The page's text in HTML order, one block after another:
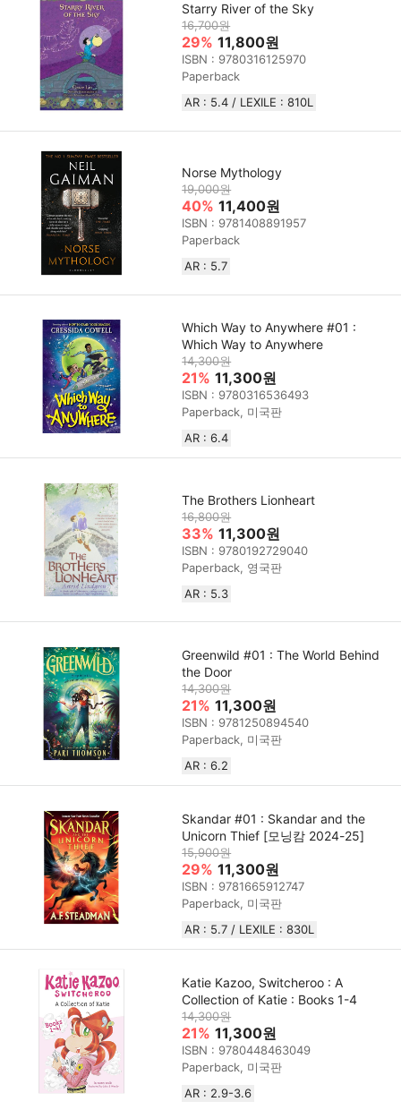
Starry River of the Sky
16,700원
29% 11,800원
ISBN : 9780316125970
Paperback
AR : 5.4 / LEXILE : 810L
Norse Mythology
19,000원
40% 11,400원
ISBN : 9781408891957
Paperback
AR : 5.7
Which Way to Anywhere #01 :
Which Way to Anywhere
14,300원
21% 11,300원
ISBN : 9780316536493
Paperback, 미국판
AR : 6.4
The Brothers Lionheart
16,800원
33% 11,300원
ISBN : 9780192729040
Paperback, 영국판
AR : 5.3
Greenwild #01 : The World Behind
the Door
14,300원
21% 11,300원
ISBN : 9781250894540
Paperback, 미국판
AR : 6.2
Skandar #01 : Skandar and the
Unicorn Thief [모닝캄 2024-25]
15,900원
29% 11,300원
ISBN : 9781665912747
Paperback, 미국판
AR : 5.7 / LEXILE : 830L
Katie Kazoo, Switcheroo : A
Collection of Katie : Books 1-4
14,300원
21% 11,300원
ISBN : 9780448463049
Paperback, 미국판
AR : 2.9-3.6